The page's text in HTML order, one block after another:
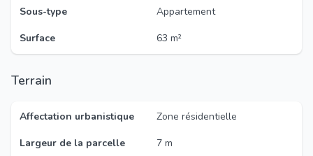
Sous-type
Appartement
Surface
63 m²
Terrain
Affectation urbanistique
Zone résidentielle
Largeur de la parcelle
7 m